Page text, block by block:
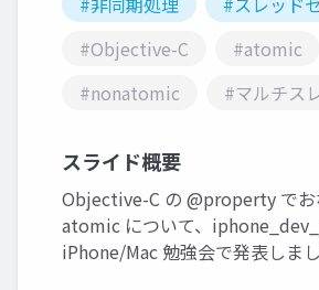
#Objective-C
#atomic
#nonatomic
#マルチス
スライド概要
Objective-C の @property でお
atomic について、
iPhone/Mac 勉強会で発表しまし